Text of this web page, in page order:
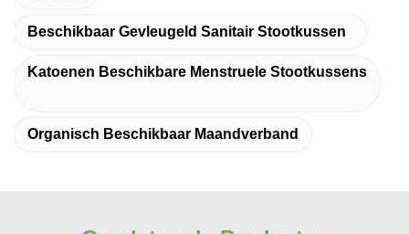
Beschikbaar Gevleugeld Sanitair Stootkussen
Katoenen Beschikbare Menstruele Stootkussens
Organisch Beschikbaar Maandverband